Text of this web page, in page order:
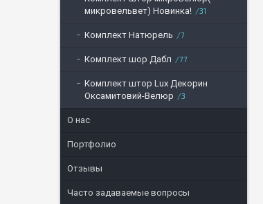
микровельвет) Новинка!
31
Комплект Натюрель 7
Комплект шор Дабл 77
Комплект штор Lux Декорин
Оксамитовий-Велюр
3
О нас
Портфолио
Отзывы
Часто задаваемые вопросы